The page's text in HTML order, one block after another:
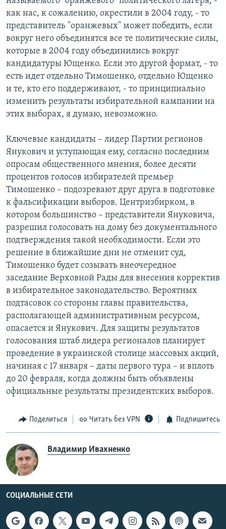
как нас, к сожалению, окрестили в 2004 году, - то
представитель "оранжевых" может победить, если
вокруг него объединятся все те политические силы,
которые в 2004 году объединились вокруг
кандидатуры Ющенко. Если это другой формат, - то
есть идет отдельно Тимошенко, отдельно Ющенко
и те, кто его поддерживают, - то принципиально
изменить результаты избирательной кампании на
этих выборах, я думаю, невозможно.
Ключевые кандидаты – лидер Партии регионов
Янукович и уступающая ему, согласно последним
опросам общественного мнения, более десяти
процентов голосов избирателей премьер
Тимошенко – подозревают друг друга в подготовке
к фальсификации выборов. Центризбирком, в
котором большинство – представители Януковича,
разрешил голосовать на дому без документального
подтверждения такой необходимости. Если это
решение в ближайшие дни не отменит суд,
Тимошенко будет созывать внеочередное
заседание Верховной Рады для внесения корректив
в избирательное законодательство. Вероятных
подтасовок со стороны главы правительства,
располагающей административным ресурсом,
опасается и Янукович. Для защиты результатов
голосования штаб лидера регионалов планирует
проведение в украинской столице массовых акций,
начиная с 17 января – даты первого тура – и вплоть
до 20 февраля, когда должны быть объявлены
официальные результаты президентских выборов.
Поделиться Читать без VPN Подпишитесь
Владимир Ивахненко
СОЦИАЛЬНЫЕ СЕТИ